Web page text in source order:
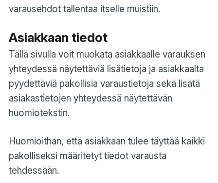
varausehdot tallentaa itselle muistiin.
Asiakkaan tiedot
Tällä sivulla voit muokata asiakkaalle varauksen
yhteydessä näytettäviä lisätietoja ja asiakkaalta
pyydettäviä pakollisia varaustietoja sekä lisätä
asiakastietojen yhteydessä näytettävän
huomiotekstin.
Huomioithan, että asiakkaan tulee täyttää kaikki
pakolliseksi määritetyt tiedot varausta
tehdessään.